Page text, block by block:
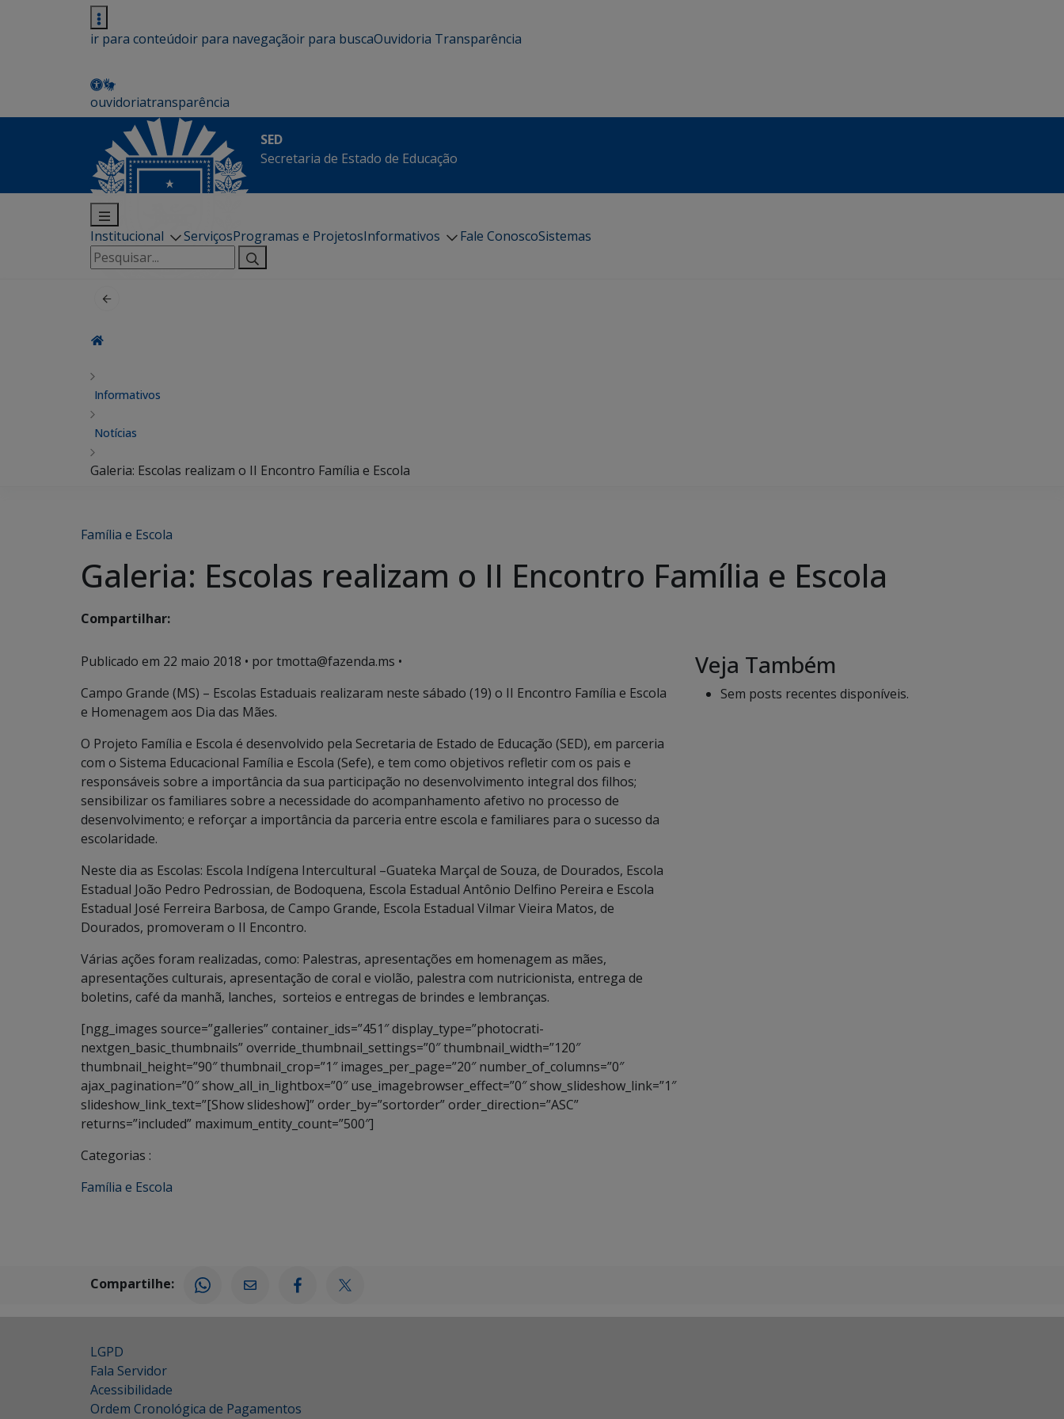
ir para conteúdoir para navegaçãoir para buscaOuvidoria Transparência
ouvidoriatransparência
SED
Secretaria de Estado de Educação
Institucional ServiçosProgramas e ProjetosInformativos Fale ConoscoSistemas
Pesquisar
por:
Informativos
Notícias
Galeria: Escolas realizam o II Encontro Família e Escola
Família e Escola
Galeria: Escolas realizam o II Encontro Família e Escola
Compartilhar:
Publicado em 22 maio 2018 • por tmotta@fazenda.ms •
Campo Grande (MS) – Escolas Estaduais realizaram neste sábado (19) o II Encontro Família e Escola
e Homenagem aos Dia das Mães.
O Projeto Família e Escola é desenvolvido pela Secretaria de Estado de Educação (SED), em parceria
com o Sistema Educacional Família e Escola (Sefe), e tem como objetivos refletir com os pais e
responsáveis sobre a importância da sua participação no desenvolvimento integral dos filhos;
sensibilizar os familiares sobre a necessidade do acompanhamento afetivo no processo de
desenvolvimento; e reforçar a importância da parceria entre escola e familiares para o sucesso da
escolaridade.
Neste dia as Escolas: Escola Indígena Intercultural –Guateka Marçal de Souza, de Dourados, Escola
Estadual João Pedro Pedrossian, de Bodoquena, Escola Estadual Antônio Delfino Pereira e Escola
Estadual José Ferreira Barbosa, de Campo Grande, Escola Estadual Vilmar Vieira Matos, de
Dourados, promoveram o II Encontro.
Várias ações foram realizadas, como: Palestras, apresentações em homenagem as mães,
apresentações culturais, apresentação de coral e violão, palestra com nutricionista, entrega de
boletins, café da manhã, lanches, sorteios e entregas de brindes e lembranças.
[ngg_images source=”galleries” container_ids=”451″ display_type=”photocrati-
nextgen_basic_thumbnails” override_thumbnail_settings=”0″ thumbnail_width=”120″
thumbnail_height=”90″ thumbnail_crop=”1″ images_per_page=”20″ number_of_columns=”0″
ajax_pagination=”0″ show_all_in_lightbox=”0″ use_imagebrowser_effect=”0″ show_slideshow_link=”1″
slideshow_link_text=”[Show slideshow]” order_by=”sortorder” order_direction=”ASC”
returns=”included” maximum_entity_count=”500″]
Categorias :
Família e Escola
Veja Também
Sem posts recentes disponíveis.
Compartilhe:
LGPD
Fala Servidor
Acessibilidade
Ordem Cronológica de Pagamentos